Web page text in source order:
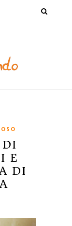
DI
E
DI